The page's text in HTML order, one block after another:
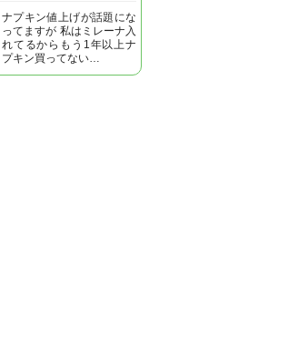
ナプキン値上げが話題にな
ってますが 私はミレーナ入
れてるからもう1年以上ナ
プキン買ってない…